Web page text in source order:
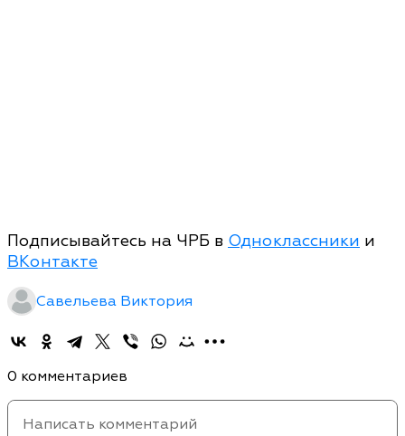
Подписывайтесь на ЧРБ в Одноклассники и
ВКонтакте
Савельева Виктория
0 комментариев